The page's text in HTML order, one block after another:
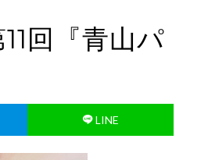
回『青山パ
LINE